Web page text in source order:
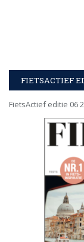
FIETSACTIEF
FietsActief editie 06